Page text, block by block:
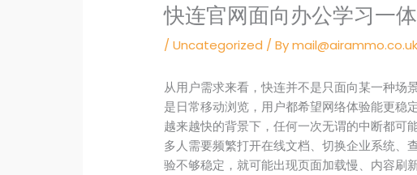
快连官网面向办公学习一
/Uncategorized / Bymail@airammo.co.uk
从用户需求来看，快连并不是只面向某一种场
是日常移动浏览，用户都希望网络体验能更稳
越来越快的背景下，任何一次无谓的中断都可
多人需要频繁打开在线文档、切换企业系统、
验不够稳定，就可能出现页面加载慢、内容刷